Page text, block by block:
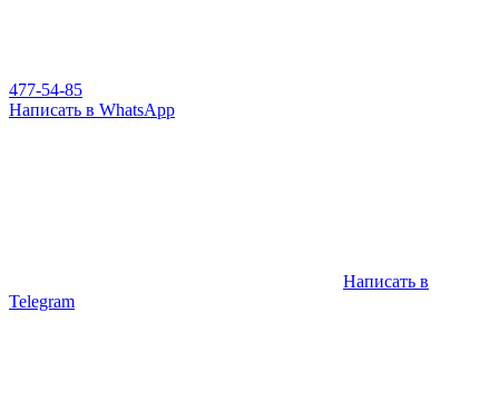
477-54-85
Написать в WhatsApp
Написать в
Telegram